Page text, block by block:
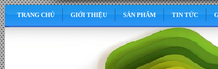
TRANG CHỦ GIỚI THIỆU SẢN PHẨM TIN TỨC